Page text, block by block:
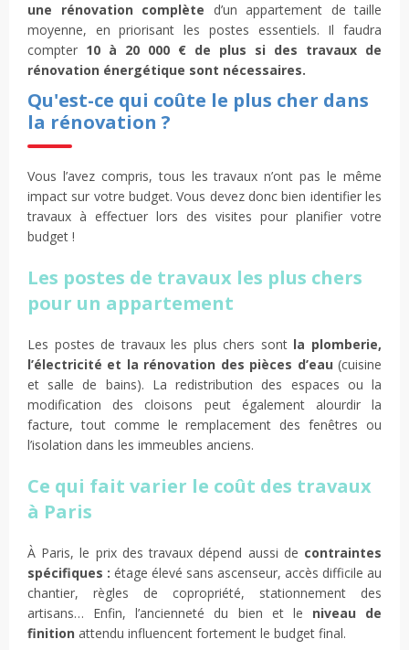
une rénovation complète d’un appartement de taille
moyenne, en priorisant les postes essentiels. Il faudra
compter 10 à 20 000 € de plus si des travaux de
rénovation énergétique sont nécessaires.
Qu'est-ce qui coûte le plus cher dans
la rénovation ?
Vous l’avez compris, tous les travaux n’ont pas le même
impact sur votre budget. Vous devez donc bien identifier les
travaux à effectuer lors des visites pour planifier votre
budget !
Les postes de travaux les plus chers
pour un appartement
Les postes de travaux les plus chers sontla plomberie,
l’électricité et la rénovation des pièces d’eau (cuisine
et salle de bains). La redistribution des espaces ou la
modification des cloisons peut également alourdir la
facture, tout comme le remplacement des fenêtres ou
l’isolation dans les immeubles anciens.
Ce qui fait varier le coût des travaux
à Paris
À Paris, le prix des travaux dépend aussi de contraintes
spécifiques : étage élevé sans ascenseur, accès difficile au
chantier, règles de copropriété, stationnement des
artisans… Enfin, l’ancienneté du bien et le niveau de
finition attendu influencent fortement le budget final.